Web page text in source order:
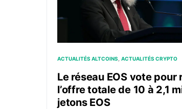
ACTUALITÉS ALTCOINS ACTUALITÉS CRYPTO
Le réseau EOS vote pour
l’offre totale de 10 à 2,1
jetons EOS